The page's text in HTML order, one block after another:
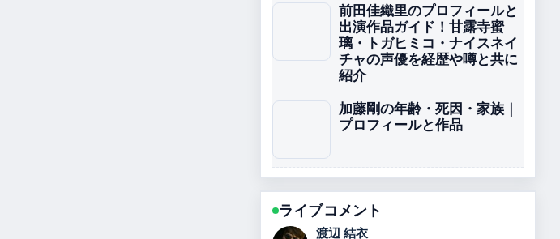
前田佳織里のプロフィールと
出演作品ガイド！甘露寺蜜
璃・トガヒミコ・ナイスネイ
チャの声優を経歴や噂と共に
紹介
加藤剛の年齢・死因・家族｜
プロフィールと作品
ライブコメント
小林 大智